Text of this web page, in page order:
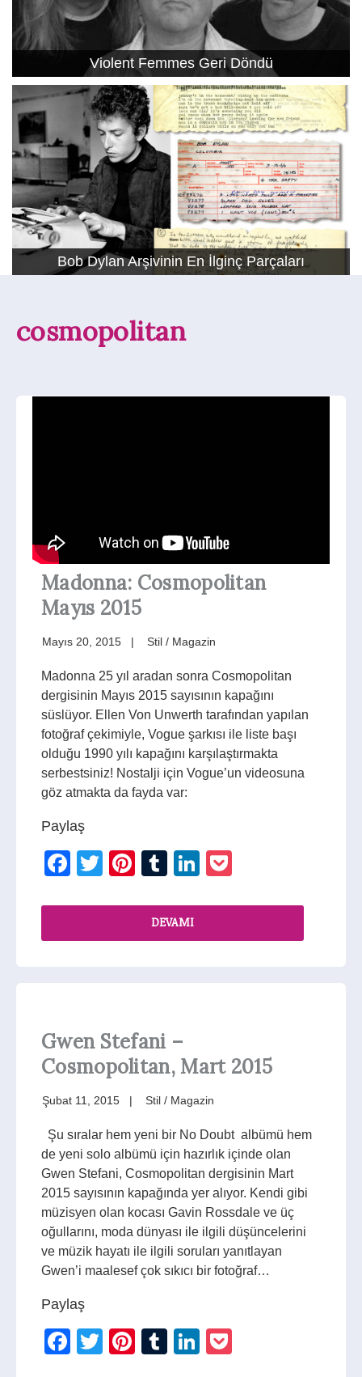
Violent Femmes Geri Döndü
Bob Dylan Arşivinin En İlginç Parçaları
cosmopolitan
Madonna: Cosmopolitan
Mayıs 2015
Mayıs 20, 2015 Stil / Magazin
Madonna 25 yıl aradan sonra Cosmopolitan
dergisinin Mayıs 2015 sayısının kapağını
süslüyor. Ellen Von Unwerth tarafından yapılan
fotoğraf çekimiyle, Vogue şarkısı ile liste başı
olduğu 1990 yılı kapağını karşılaştırmakta
serbestsiniz! Nostalji için Vogue’un videosuna
göz atmakta da fayda var:
Paylaş
Facebook
TwitterPinterest
TumblrLinkedIn
DEVAMI
Gwen Stefani –
Cosmopolitan, Mart 2015
Şubat 11, 2015 Stil / Magazin
Şu sıralar hem yeni bir No Doubt albümü hem
de yeni solo albümü için hazırlık içinde olan
Gwen Stefani, Cosmopolitan dergisinin Mart
2015 sayısının kapağında yer alıyor. Kendi gibi
müzisyen olan kocası Gavin Rossdale ve üç
oğullarını, moda dünyası ile ilgili düşüncelerini
ve müzik hayatı ile ilgili soruları yanıtlayan
Gwen’i maalesef çok sıkıcı bir fotoğraf…
Paylaş
Facebook
TwitterPinterest
TumblrLinkedIn